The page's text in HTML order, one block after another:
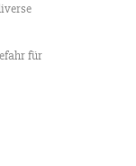
für